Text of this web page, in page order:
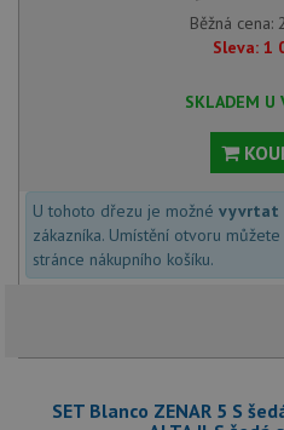
Běžná cena:
Sleva: 1
SKLADEM U
U tohoto dřezu je možné vyvrtat
zákazníka. Umístění otvoru
stránce nákupního košíku.
SET Blanco ZENAR 5 S